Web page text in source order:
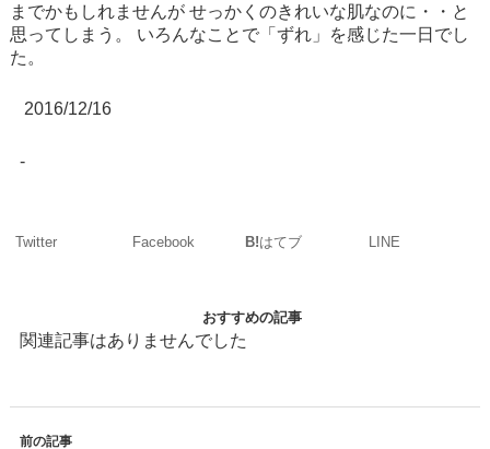
までかもしれませんがせっかくのきれいな肌なのに・・と
思ってしまう。
いろんなことで「ずれ」を感じた一日でし
た。
2016/12/16
-
Twitter Facebook B!はてブ LINE
おすすめの記事
関連記事はありませんでした
前の記事